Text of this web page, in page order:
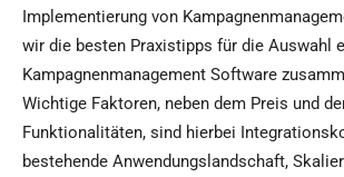
Implementierung von
wir die besten Praxistipps für die Auswahl
Kampagnenmanagement Software
Wichtige Faktoren, neben dem Preis und
Funktionalitäten, sind hierbei
bestehende Anwendungslandschaft,